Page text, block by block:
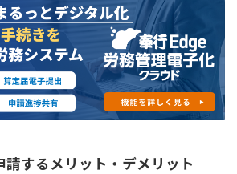
するメリット・デメリット